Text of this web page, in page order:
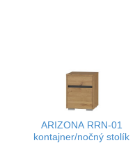
ARIZONA RRN-01
kontajner/nočný stolík